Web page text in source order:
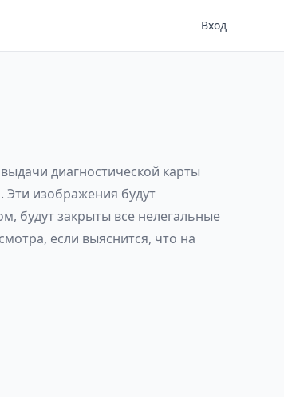
Вход
диагностической карты
Эти изображения будут
будут закрыты все нелегальные
если выяснится, что на